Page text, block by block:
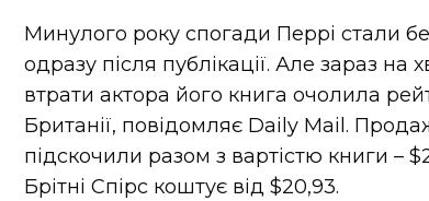
Минулого року спогади Перрі стали
одразу після публікації. Але зараз на
втрати актора його книга очолила
Британії, повідомляє Daily Mail.
підскочили разом з вартістю книги –
Брітні Спірс коштує від $20,93.